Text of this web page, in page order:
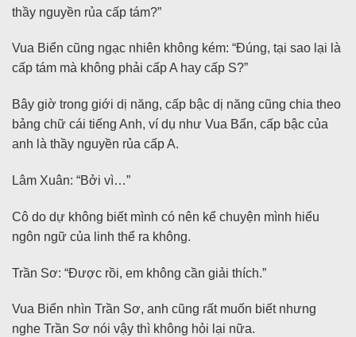
thầy nguyền rủa cấp tám?”
Vua Biển cũng ngạc nhiên không kém: “Đúng, tại sao lại là
cấp tám mà không phải cấp A hay cấp S?”
Bây giờ trong giới dị năng, cấp bậc dị năng cũng chia theo
bảng chữ cái tiếng Anh, ví dụ như Vua Bẩn, cấp bậc của
anh là thầy nguyền rủa cấp A.
Lâm Xuân: “Bởi vì…”
Cô do dự không biết mình có nên kể chuyện mình hiểu
ngôn ngữ của linh thể ra không.
Trần Sơ: “Được rồi, em không cần giải thích.”
Vua Biển nhìn Trần Sơ, anh cũng rất muốn biết nhưng
nghe Trần Sơ nói vậy thì không hỏi lại nữa.